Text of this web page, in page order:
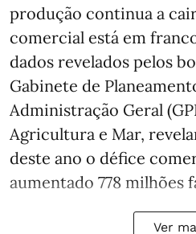
produção continua a
comercial está em
dados revelados pelos
Gabinete de
Administração Geral
Agricultura e Mar,
deste ano o défice
aumentado 778 milhões
Ver